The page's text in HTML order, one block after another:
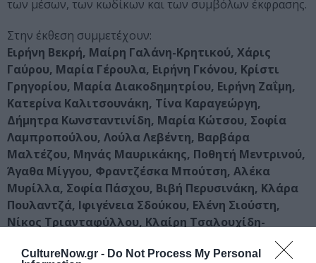
CultureNow.gr - Do Not Process My Personal
των μέσων, των κωδίκων και των συμβόλων έκφρασης.
Στην έκθεση συμμετέχουν:
Ειρήνη Βεκρή, Μαίρη Γαλάνη-Κρητικού, Χάρις
Γαύρου, Μαρία Γέρουλα, Ειρήνη Γκόνου, Κρίστι
Γρηγορίου, Μαρία Διακοδημητρίου, Ειρήνη Ζαΐμη,
Κατερίνα Καλιτσουνάκη, Τίνα Καραγεώργη,
Δήμητρα Κωνσταντινίδη, Μαρία Κώτσου, Σοφία
Λαμπροπούλου, Λούλα Λεβέντη, Βαρβάρα
Μαλτέζου, Μηνάς Μαυρικάκης, Ποθητή Μεντρινού,
Άγαθα Μίγγου, Φραντζέσκα Μπούτση, Αλέκα
Μυρίλλα, Σοφία Πάσχου, Βιβή Περυσινάκη, Κλάρα
Πουλαντζά, Ιφιγένεια Σδούκου, Ελένη Σιούστη,
Νίκος Τριανταφύλλου, Κλαίρη Τσαλουχίδη-